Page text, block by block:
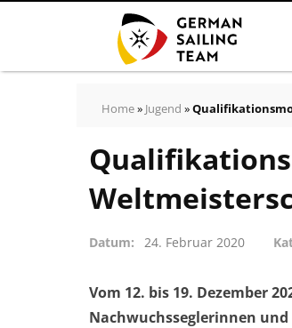
Home» Jugend »
Datum 24. Februar 2020
Vom 12. bis 19. Dezember
Nachwuchsseglerinnen